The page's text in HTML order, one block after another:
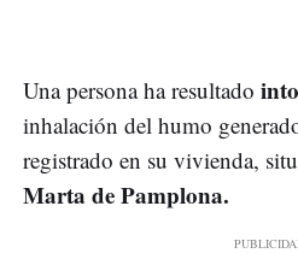
Una persona ha resultado
inhalación del humo
registrado en su vivienda,
Marta de Pamplona.